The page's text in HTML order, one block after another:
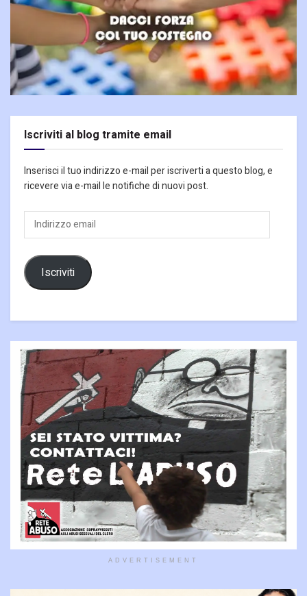
Iscriviti al blog tramite email
Inserisci il tuo indirizzo e-mail per iscriverti a questo blog, e
ricevere via e-mail le notifiche di nuovi post.
Indirizzo
email
Iscriviti
ADVERTISEMENT